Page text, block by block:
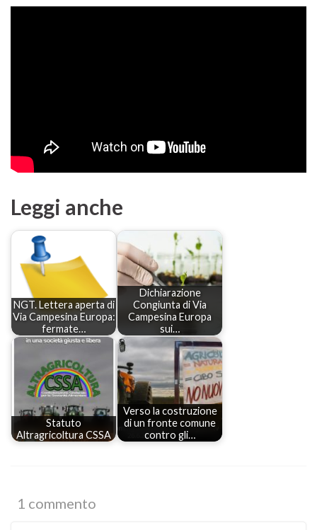
Leggi anche
NGT. Lettera aperta di
Via Campesina Europa:
fermate…
Dichiarazione
Congiunta di Via
Campesina Europa
sui…
Statuto
Altragricoltura CSSA
Verso la costruzione
di un fronte comune
contro gli…
1 commento